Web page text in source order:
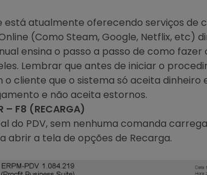
está atualmente oferecendo serviços de
(Como Steam, Google, Netflix, etc)
ensina o passo a passo de como
Lembrar que antes de iniciar o
cliente que o sistema só aceita
e não aceita estornos.
– F8 (RECARGA)
do PDV, sem nenhuma comanda
abrir a tela de opções de Recarga.